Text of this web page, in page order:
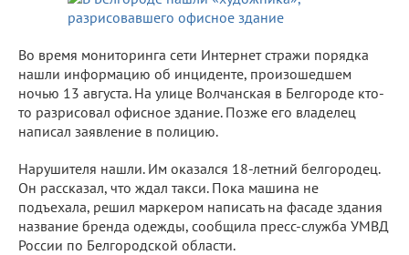
Во время мониторинга сети Интернет стражи порядка
нашли информацию об инциденте, произошедшем
ночью 13 августа. На улице Волчанская в Белгороде кто-
то разрисовал офисное здание. Позже его владелец
написал заявление в полицию.
Нарушителя нашли. Им оказался 18-летний белгородец.
Он рассказал, что ждал такси. Пока машина не
подъехала, решил маркером написать на фасаде здания
название бренда одежды, сообщила пресс-служба УМВД
России по Белгородской области.